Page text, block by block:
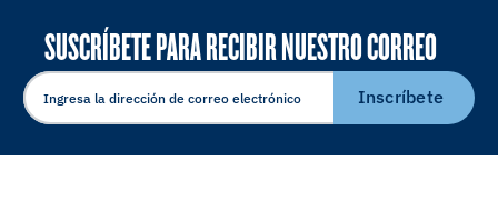
SUSCRÍBETE PARA RECIBIR NUESTRO CORREO
ELECTRÓNICO
Inscríbete